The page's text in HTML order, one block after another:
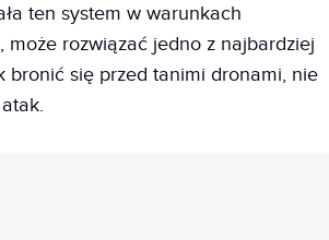
ten system w warunkach
rozwiązać jedno z najbardziej
bronić się przed tanimi dronami, nie